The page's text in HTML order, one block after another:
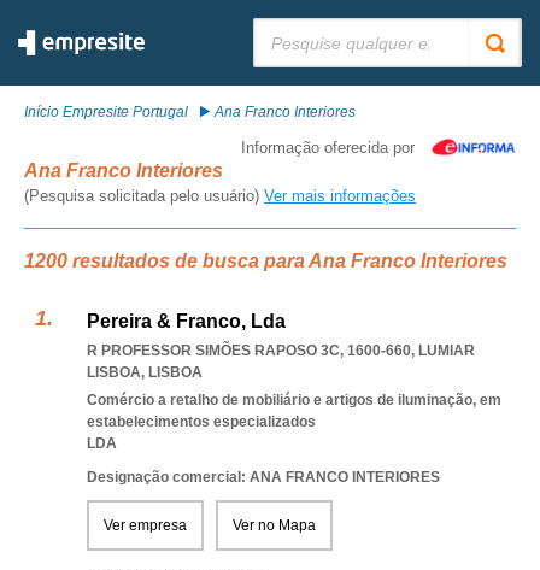
Início Empresite Portugal Ana Franco Interiores
Informação oferecida por
Ana Franco Interiores
(Pesquisa solicitada pelo usuário) Ver mais informações
1200 resultados de busca para Ana Franco Interiores
Pereira & Franco, Lda
R PROFESSOR SIMÕES RAPOSO 3C, 1600-660, LUMIAR
LISBOA, LISBOA
Comércio a retalho de mobiliário e artigos de iluminação, em
estabelecimentos especializados
LDA
Designação comercial: ANA FRANCO INTERIORES
Ver empresa Ver no Mapa